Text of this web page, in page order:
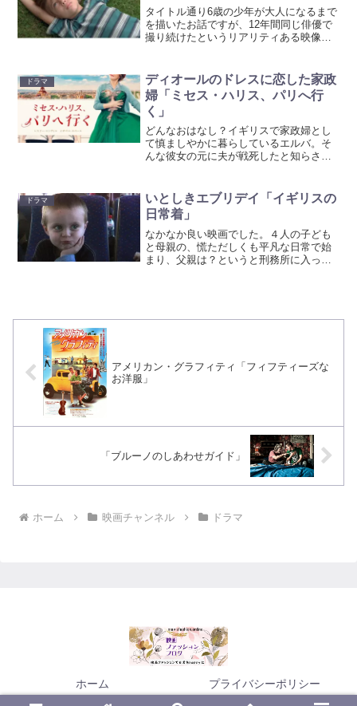
タイトル通り6歳の少年が大人になるまで
を描いたお話ですが、12年間同じ俳優で
撮り続けたというリアリティある映像
ルトレーン君を超イケメンにさせ、イー
サン・ホークとパトリ...
ドラマ
ディオールのドレスに恋した家政
婦「ミセス・ハリス、パリへ行
く」
どんなおはなし？イギリスで家政婦とし
て慎ましやかに暮らしているエルバ。そ
んな彼女の元に夫が戦死したと知らされ
ドレスに心を奪われる。ディオールのド
レスを手に入れたい！そん...
ドラマ
いとしきエブリデイ「イギリスの
日常着」
なかなか良い映画でした。４人の子ども
と母親の、慌ただしくも平凡な日常で始
まり、父親は？というと刑務所に入って
アメリカン・グラフィティ「フィフティーズな
お洋服」
「ブルーノのしあわせガイド」
ホーム 映画チャンネル ドラマ
ホーム プライバシーポリシー